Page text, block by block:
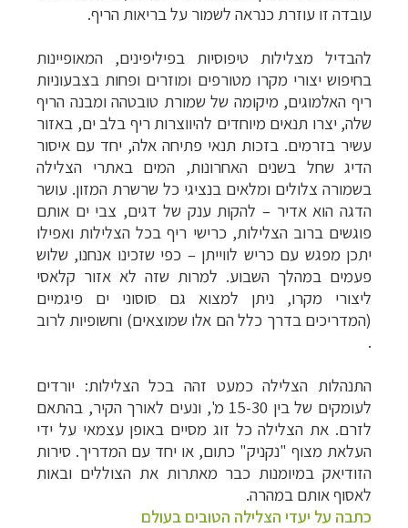
עובדה זו עוזרת כנראה לשמור על בריאות הריף.
להבדיל מצלילות טיפוסיות בפיליפינים, המאופיינות
בחיפוש יצורי מקרו מטורפים ומוזרים ופחות בצבעוניות
ריף האלמוגים, מיקומה של שמורת טובטהה ומבנה הריף
שלה, יצרו תנאים מיוחדים להיווצרות ריף בלב ים, באזור
עשיר בזרמים. בזכות תנאי פתיחה אלה, יחד עם איסור
הדיג שחל בשנים האחרונות, המים באתרי הצלילה
בשמורה צלולים ומלאים בנציגי כל שרשרת המזון. עושר
הדגה הוא אדיר – להקות ענק של דגים, צבי ים אותם
פוגשים ברוב הצלילות, כרישי ריף בכל הצלילות ואפילו
יתכן מפגש עם כריש לווייתן – כפי שזכינו אנחנו, שלוש
פעמים במהלך השבוע. למרות שזה לא אזור קלאסי
ליצורי מקרו, ניתן למצוא גם סוסוני ים פיגמיים
(המדריכים בדרך כלל הם אלו שמוצאים) וחשופיות לרוב
.
התנהלות הצלילה כמעט זהה בכל הצלילות: יורדים
לעומקים של בין 15-30 מ', ונעים לאורך הקיר, בהתאם
לזרם. את הצלילה כל זוג מסיים באופן עצמאי על ידי
העלאת מצוף "נקניק" כתום, או יחד עם המדריך. סירות
הזודיאק במיומנות כבר מאתרות את הצוללים ובאות
לאסוף אותם במהרה.
כתבה על יעדי הצלילה הטובים בעולם